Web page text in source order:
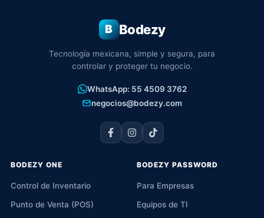
B Bodezy
Tecnología mexicana, simple y segura, para
controlar y proteger tu negocio.
WhatsApp: 55 4509 3762
negocios@bodezy.com
BODEZY ONE
Control de Inventario
Punto de Venta (POS)
BODEZY PASSWORD
Para Empresas
Equipos de TI